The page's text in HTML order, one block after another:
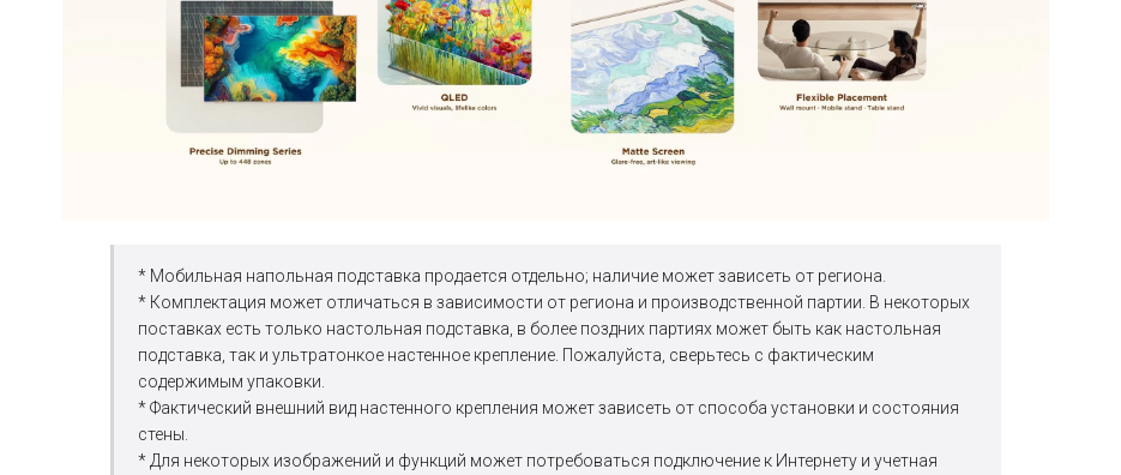
* Мобильная напольная подставка продается отдельно; наличие может зависеть от региона.
* Комплектация может отличаться в зависимости от региона и производственной партии. В некоторых
поставках есть только настольная подставка, в более поздних партиях может быть как настольная
подставка, так и ультратонкое настенное крепление. Пожалуйста, сверьтесь с фактическим
содержимым упаковки.
* Фактический внешний вид настенного крепления может зависеть от способа установки и состояния
стены.
* Для некоторых изображений и функций может потребоваться подключение к Интернету и учетная